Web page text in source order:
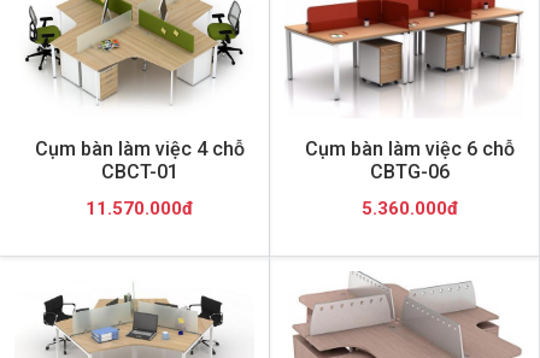
Cụm bàn làm việc 4 chỗ
CBCT-01
11.570.000đ
Cụm bàn làm việc 6 chỗ
CBTG-06
5.360.000đ